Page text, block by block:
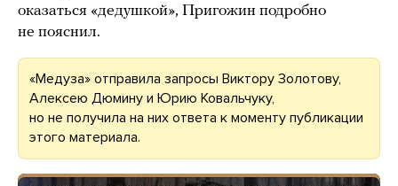
оказаться «дедушкой», Пригожин подробно
не пояснил.
«Медуза» отправила запросы Виктору Золотову,
Алексею Дюмину и Юрию Ковальчуку,
но не получила на них ответа к моменту публикации
этого материала.